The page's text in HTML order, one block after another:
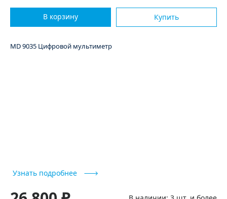
В корзину Купить
MD 9035 Цифровой мультиметр
Узнать подробнее